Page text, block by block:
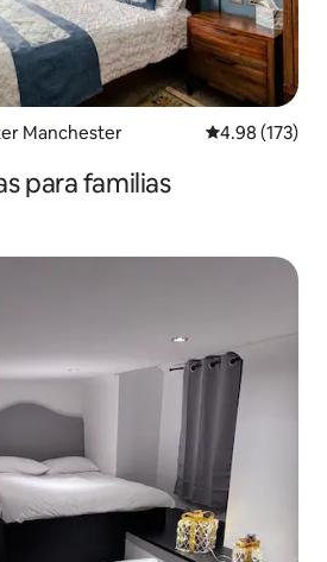
Manchester Calificación
4.98 (173)
para familias